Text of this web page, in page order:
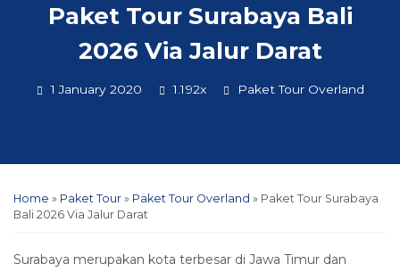
Paket Tour Surabaya Bali
2026 Via Jalur Darat
1 January 2020 1.192x Paket Tour Overland
Home » Paket Tour » Paket Tour Overland » Paket Tour Surabaya
Bali 2026 Via Jalur Darat
Surabaya merupakan kota terbesar di Jawa Timur dan